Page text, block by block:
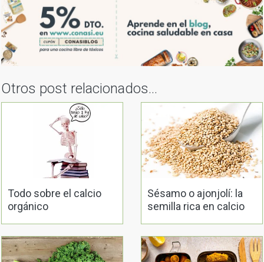
Otros post relacionados...
Todo sobre el calcio
orgánico
Sésamo o ajonjolí: la
semilla rica en calcio